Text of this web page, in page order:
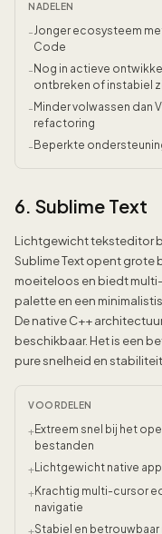
NADELEN
-Jonger ecosysteem
Code
- Nog in actieve
ontbreken of instabiel
- Minder volwassen dan
refactoring
- Beperkte
6. Sublime Text
Lichtgewicht teksteditor
Sublime Text opent grote
moeiteloos en biedt
palette en een
De native C++
beschikbaar. Het is een
pure snelheid en
VOORDELEN
+Extreem snel bij het
bestanden
+Lichtgewicht native
+Krachtig multi-cursor
navigatie
+Stabiel en